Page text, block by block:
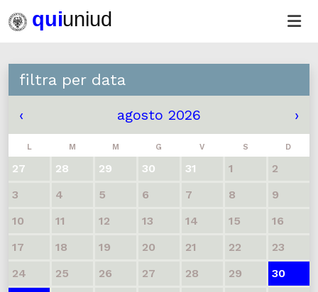
filtra per data
‹ agosto 2026 ›
L M M G V S D
27 28 29 30 31 1
2
3
4 5 6 7 8
9
10
11 12 13 14 15
16
17
18 19 20 21 22
23
24
25 26 27 28 29
30